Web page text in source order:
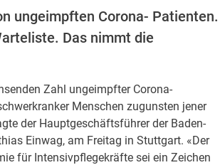
ungeimpften Corona- Patienten.
Das nimmt die
Zahl ungeimpfter Corona-
Menschen zugunsten jener
der Hauptgeschäftsführer der Baden-
Einwag, am Freitag in Stuttgart. «Der
für Intensivpflegekräfte sei ein Zeichen